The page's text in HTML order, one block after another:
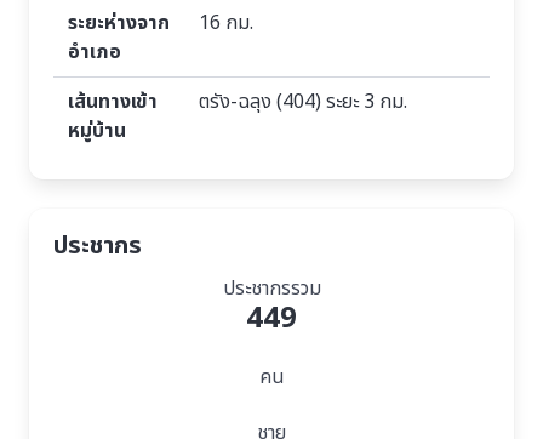
ระยะห่างจาก
อำเภอ
16 กม.
เส้นทางเข้า
หมู่บ้าน
ตรัง-ฉลุง (404) ระยะ 3 กม.
ประชากร
ประชากรรวม
449
คน